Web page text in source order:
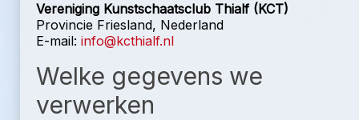
Vereniging Kunstschaatsclub Thialf (KCT)
Provincie Friesland, Nederland
E-mail: info@kcthialf.nl
Welke gegevens we
verwerken